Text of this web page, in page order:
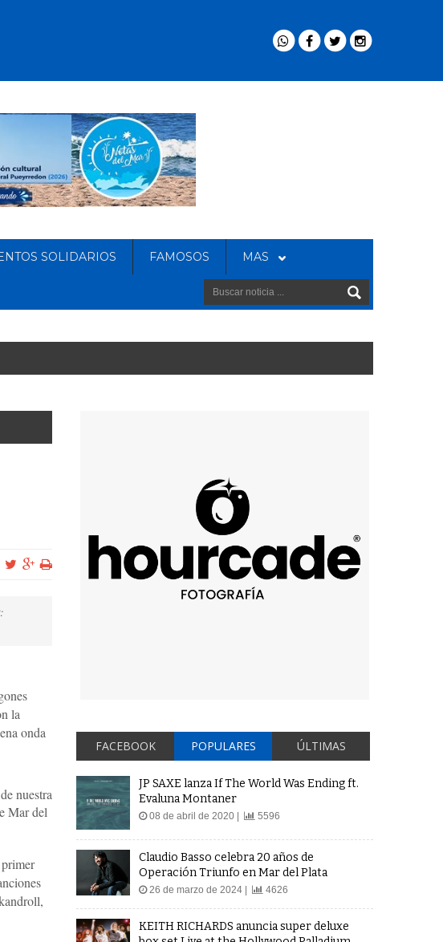
SOLIDARIOS FAMOSOS MAS
la
onda
nuestra
Mar del
FACEBOOK POPULARES ÚLTIMAS
JP SAXE lanza If The World Was Ending ft.
Evaluna Montaner
08 de abril de 2020 | 5596
Claudio Basso celebra 20 años de
Operación Triunfo en Mar del Plata
26 de marzo de 2024 | 4626
KEITH RICHARDS anuncia super deluxe